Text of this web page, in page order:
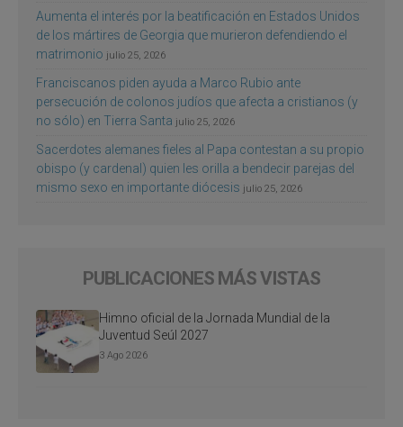
Aumenta el interés por la beatificación en Estados Unidos
de los mártires de Georgia que murieron defendiendo el
matrimonio julio 25, 2026
Franciscanos piden ayuda a Marco Rubio ante
persecución de colonos judíos que afecta a cristianos (y
no sólo) en Tierra Santa julio 25, 2026
Sacerdotes alemanes fieles al Papa contestan a su propio
obispo (y cardenal) quien les orilla a bendecir parejas del
mismo sexo en importante diócesis julio 25, 2026
PUBLICACIONES MÁS VISTAS
Himno oficial de la Jornada Mundial de la
Juventud Seúl 2027
3 Ago 2026